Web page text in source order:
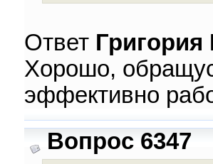
Ответ
Хорошо,
эффективно
Вопрос 6347